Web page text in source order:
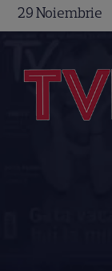
29 Noiembrie